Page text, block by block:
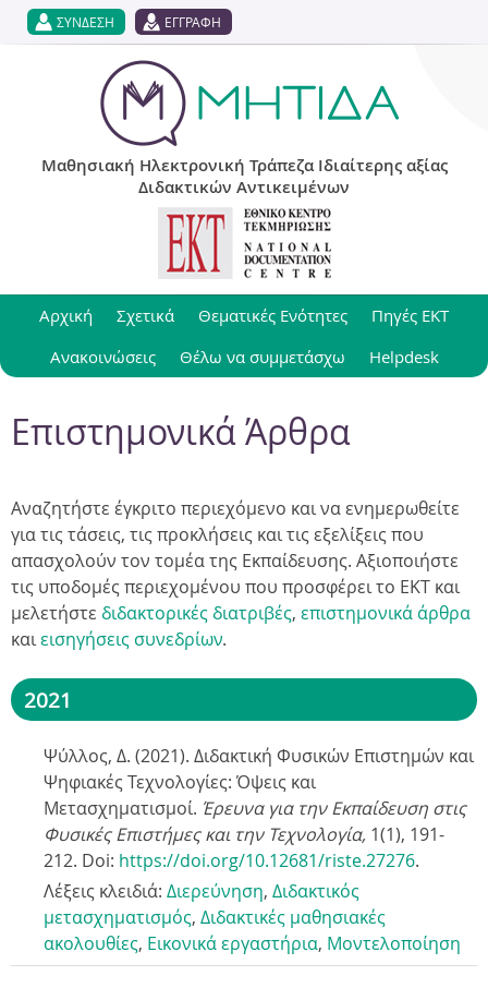
Jump to navigation
ΣΥΝΔΕΣΗ ΕΓΓΡΑΦΗ
Μαθησιακή Ηλεκτρονική Τράπεζα Ιδιαίτερης αξίας
Διδακτικών Αντικειμένων
Αρχική Σχετικά Θεματικές Ενότητες
Πηγές ΕΚΤ
Ανακοινώσεις
Θέλω να συμμετάσχω Helpdesk
Επιστημονικά Άρθρα
Αναζητήστε έγκριτο περιεχόμενο και να ενημερωθείτε
για τις τάσεις, τις προκλήσεις και τις εξελίξεις που
απασχολούν τον τομέα της Εκπαίδευσης. Αξιοποιήστε
τις υποδομές περιεχομένου που προσφέρει το ΕΚΤ και
μελετήστε διδακτορικές διατριβές, επιστημονικά άρθρα
καιεισηγήσεις συνεδρίων.
2021
Ψύλλος, Δ. (2021). Διδακτική Φυσικών Επιστημών και
Ψηφιακές Τεχνολογίες: Όψεις και
Μετασχηματισμοί. Έρευνα για την Εκπαίδευση στις
Φυσικές Επιστήμες και την Τεχνολογία, 1(1), 191-
212. Doi: https://doi.org/10.12681/riste.27276.
Λέξεις κλειδιά: Διερεύνηση, Διδακτικός
μετασχηματισμός, Διδακτικές μαθησιακές
ακολουθίες, Εικονικά εργαστήρια, Μοντελοποίηση